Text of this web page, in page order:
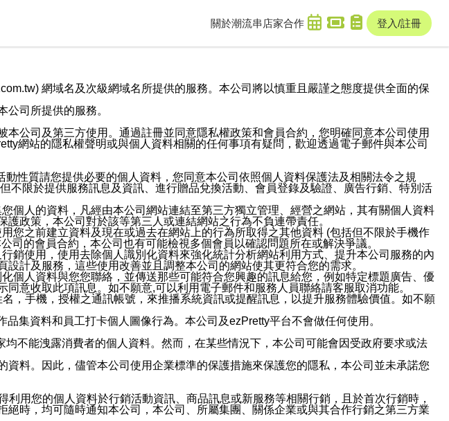
關於潮流串 店家合作 登入/註冊
網域名及次級網域名所提供的服務。本公司將以慎重且嚴謹之態度提供全面的保
司所提供的服務。
公司及第三方使用。通過註冊並同意隱私權政策和會員合約，您明確同意本公司使用
網站的隱私權聲明或與個人資料相關的任何事項有疑問，歡迎透過電子郵件與本公司
性質請您提供必要的個人資料，您同意本公司依照個人資料保護法及相關法令之規
限於提供服務訊息及資訊、進行贈品兌換活動、會員登錄及驗證、廣告行銷、特別活
個人的資料，凡經由本公司網站連結至第三方獨立管理、經營之網站，其有關個人資料
政策，本公司對於該等第三人或連結網站之行為不負連帶責任。
您之前建立資料及現在或過去在網站上的行為所取得之其他資料 (包括但不限於手機作
的會員合約，本公司也有可能檢視多個會員以確認問題所在或解決爭議。
銷使用，使用去除個人識別化資料來強化統計分析網站利用方式、提升本公司服務的內
計及服務，這些使用改善並且調整本公司的網站使其更符合您的需求。
個人資料與您您聯絡，並傳送那些可能符合您興趣的訊息給您，例如特定標題廣告、優
意收取此項訊息。如不願意,可以利用電子郵件和服務人員聯絡請客服取消功能。
，手機，授權之通訊帳號，來推播系統資訊或提醒訊息，以提升服務體驗價值。如不願
集資料和員工打卡個人圖像行為。本公司及ezPretty平台不會做任何使用。
不能洩露消費者的個人資料。然而，在某些情況下，本公司可能會因受政府要求或法
料。因此，儘管本公司使用企業標準的保護措施來保護您的隱私，本公司並未承諾您
用您的個人資料於行銷活動資訊、商品訊息或新服務等相關行銷，且於首次行銷時，
時，均可隨時通知本公司，本公司、所屬集團、關係企業或與其合作行銷之第三方業